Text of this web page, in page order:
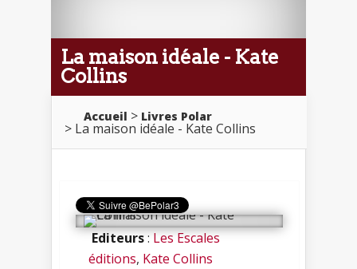
La maison idéale - Kate
Collins
Accueil Livres Polar
La maison idéale - Kate Collins
Editeurs: Les Escales
éditions, Kate Collins